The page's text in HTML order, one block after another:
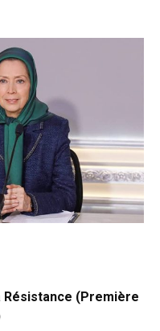
Résistance (Première